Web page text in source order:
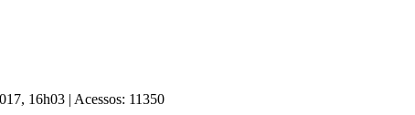
16h03 | Acessos: 11350